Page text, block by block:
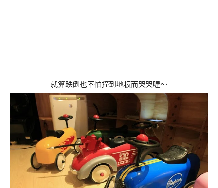
就算跌倒也不怕撞到地板而哭哭喔～